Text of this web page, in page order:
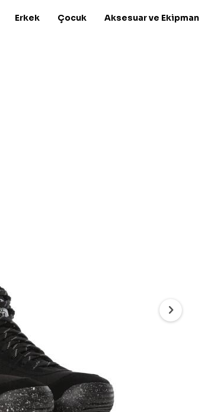
Erkek Çocuk Aksesuar ve Ekipman